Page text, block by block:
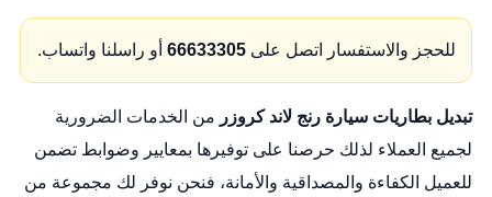
للحجز والاستفسار اتصل على 66633305أو راسلنا واتساب.
تبديل بطاريات سيارة رنج لاند كروزر من الخدمات الضرورية
لجميع العملاء لذلك حرصنا على توفيرها بمعايير وضوابط تضمن
للعميل الكفاءة والمصداقية والأمانة، فنحن نوفر لك مجموعة من